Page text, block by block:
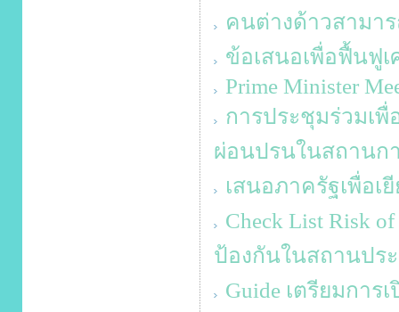
คนต่างด้าวสามา
ข้อเสนอเพื่อฟื้นฟูเ
Prime Minister
การประชุมร่วมเ
ผ่อนปรนในสถานก
เสนอภาครัฐเพื่อเ
Check List Risk
ป้องกันในสถานปร
Guide เตรียมการ